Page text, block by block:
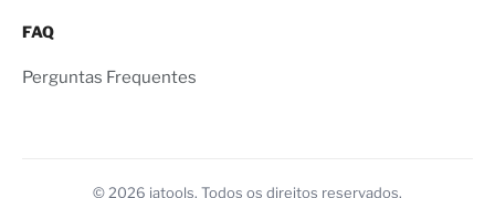
FAQ
Perguntas Frequentes
© 2026 iatools. Todos os direitos reservados.